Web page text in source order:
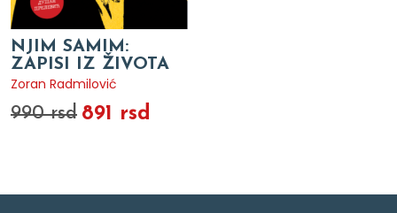
NJIM SAMIM:
ZAPISI IZ ŽIVOTA
Zoran Radmilović
990 rsd 891 rsd